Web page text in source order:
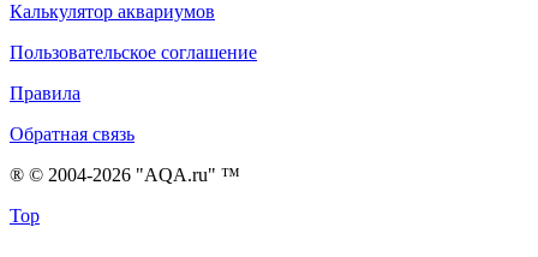
Калькулятор аквариумов
Пользовательское соглашение
Правила
Обратная связь
® © 2004-2026 "AQA.ru" ™
Top